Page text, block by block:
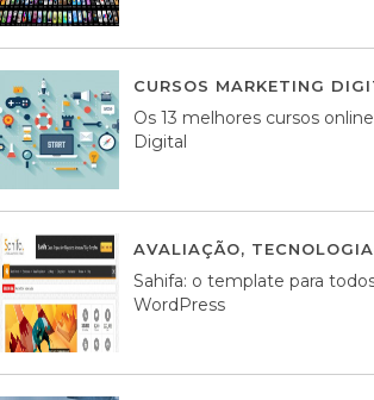
CURSOS MARKETING
Os 13 melhores cursos
Digital
AVALIAÇÃO, TECNOLOGIA
Sahifa: o template para
WordPress